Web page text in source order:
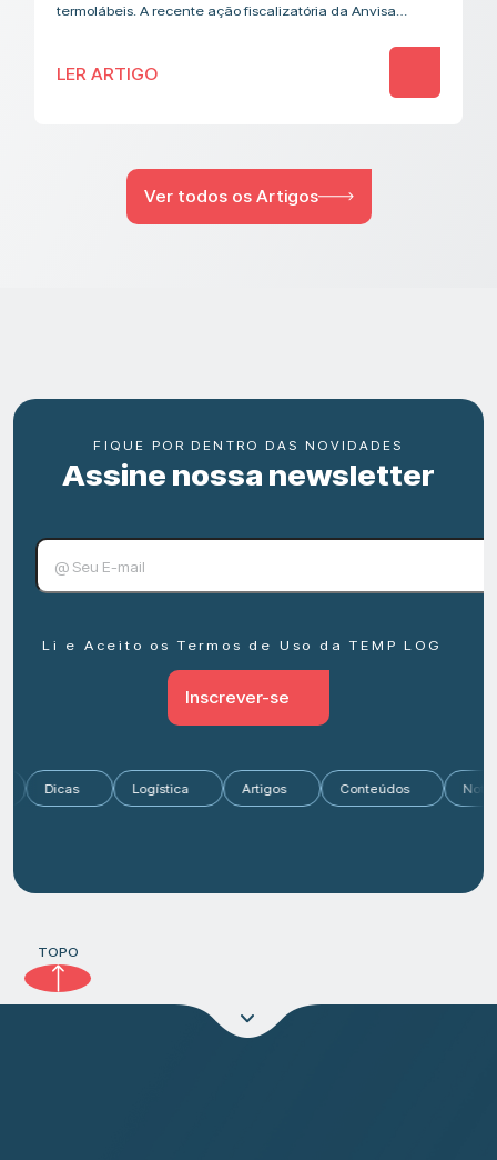
termolábeis. A recente ação fiscalizatória da Anvisa
LER ARTIGO
Ver todos os Artigos
FIQUE POR DENTRO DAS NOVIDADES
Assine nossa newsletter
Li e Aceito os Termos de Uso da TEMP LOG
Inscrever-se
Dicas Logística Artigos Conteúdos
TOPO